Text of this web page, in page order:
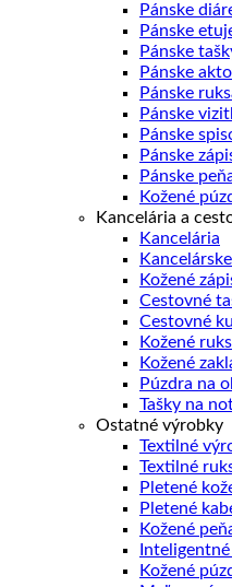
Pánske
Pánske
Pánske
Pánske
Pánske
Pánske
Pánske
Pánske
Pánske
Kožené
Kancelária a
Kancelária
Kožené
Cestovné
Cestovné
Kožené
Kožené
Púzdra na
Tašky na
Ostatné výrobky
Textilné
Textilné
Pletené
Pletené
Kožené
Kožené